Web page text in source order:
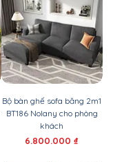
Bộ bàn ghế sofa băng 2m1
BT186 Nolany cho phòng
khách
Giá
6.800.000 ₫